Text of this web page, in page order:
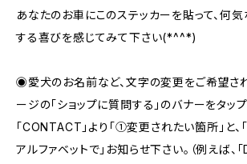
あなたのお車にこのステッカーを貼って、何
する喜びを感じてみて下さい(*^^*)
◉愛犬のお名前など、文字の変更をご希望さ
ージの「ショップに質問する」のバナーをタッ
「CONTACT」より「①変更されたい箇所」と
アルファベットで」お知らせ下さい。（例えば